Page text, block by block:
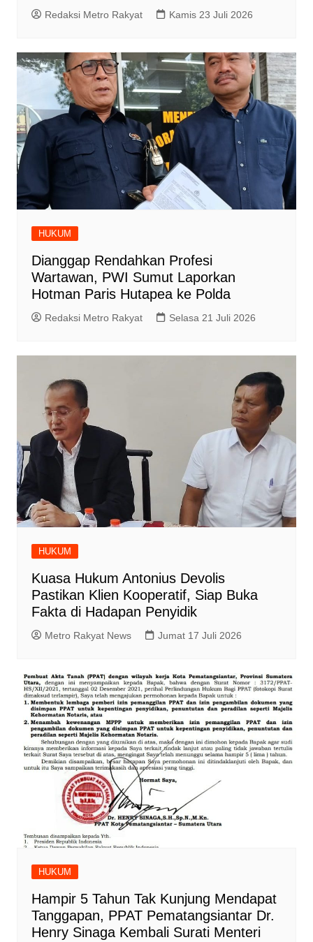
Redaksi Metro Rakyat Kamis 23 Juli 2026
HUKUM
Dianggap Rendahkan Profesi
Wartawan, PWI Sumut Laporkan
Hotman Paris Hutapea ke Polda
Redaksi Metro Rakyat Selasa 21 Juli 2026
HUKUM
Kuasa Hukum Antonius Devolis
Pastikan Klien Kooperatif, Siap Buka
Fakta di Hadapan Penyidik
Metro Rakyat News Jumat 17 Juli 2026
HUKUM
Hampir 5 Tahun Tak Kunjung Mendapat
Tanggapan, PPAT Pematangsiantar Dr.
Henry Sinaga Kembali Surati Menteri